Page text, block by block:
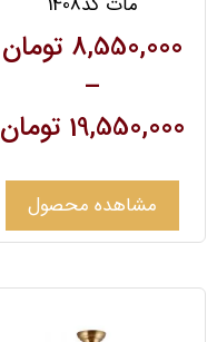
8,550,000 تومان
–
19,550,000 تومان
مشاهده محصول